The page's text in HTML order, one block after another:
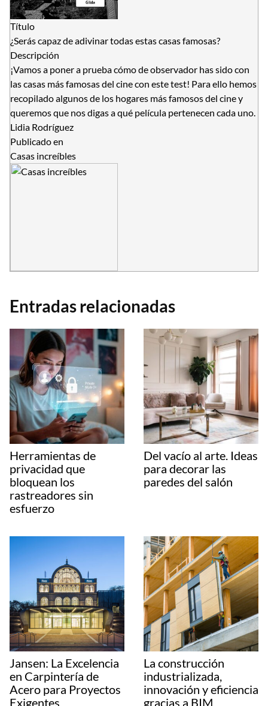
Título
¿Serás capaz de adivinar todas estas casas famosas?
Descripción
¡Vamos a poner a prueba cómo de observador has sido con
las casas más famosas del cine con este test! Para ello hemos
recopilado algunos de los hogares más famosos del cine y
queremos que nos digas a qué película pertenecen cada uno.
Lidia Rodríguez
Publicado en
Casas increíbles
Entradas relacionadas
Herramientas de
privacidad que
bloquean los
rastreadores sin
esfuerzo
Del vacío al arte. Ideas
para decorar las
paredes del salón
Jansen: La Excelencia
en Carpintería de
Acero para Proyectos
Exigentes
La construcción
industrializada,
innovación y eficiencia
gracias a BIM